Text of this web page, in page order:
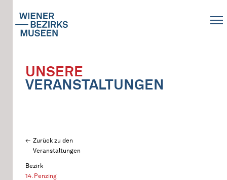
UNSERE
VERANSTALTUNGEN
Zurück zu den
Veranstaltungen
Bezirk
14. Penzing